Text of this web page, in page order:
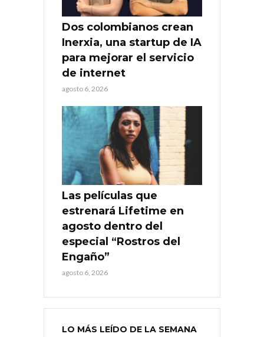
Dos colombianos crean
Inerxia, una startup de IA
para mejorar el servicio
de internet
agosto 6, 2026
Las películas que
estrenará Lifetime en
agosto dentro del
especial “Rostros del
Engaño”
agosto 6, 2026
LO MÁS LEÍDO DE LA SEMANA